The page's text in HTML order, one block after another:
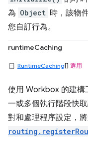
為 Object 時，該物
您自訂行為。
runtimeCaching
RuntimeCaching[] 選用
使用 Workbox 的建構
一或多個執行階段快
對和處理程序設定，